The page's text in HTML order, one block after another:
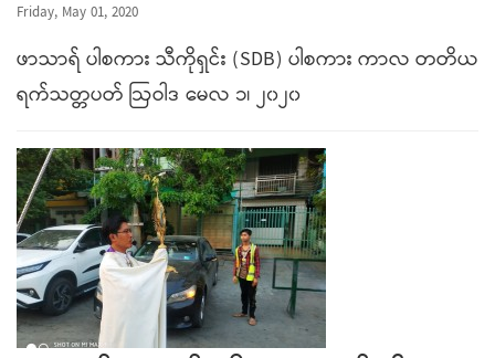
Friday, May 01, 2020
ဖာသာရ် ပါစကား သီကိုရှင်း (SDB) ပါစကား ကာလ တတိယ
ရက်သတ္တပတ် ဩဝါဒ မေလ ၁၊ ၂၀၂၀